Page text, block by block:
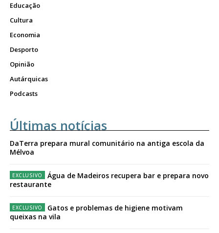
Educação
Cultura
Economia
Desporto
Opinião
Autárquicas
Podcasts
Últimas notícias
DaTerra prepara mural comunitário na antiga escola da
Mélvoa
Água de Madeiros recupera bar e prepara novo
restaurante
Gatos e problemas de higiene motivam
queixas na vila